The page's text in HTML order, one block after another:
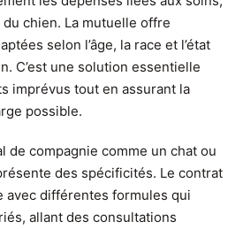
chien. La mutuelle offre
selon l’âge, la race et l’état
C’est une solution essentielle
imprévus tout en assurant la
possible.
de compagnie comme un chat ou
des spécificités. Le contrat
avec différentes formules qui
allant des consultations